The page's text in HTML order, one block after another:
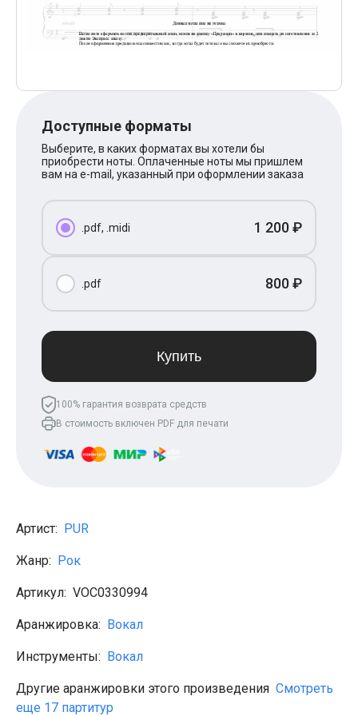
XOLIDAYBOY
Ваня Дмитриенко
Ласковый Май
HammAli & Navai
Billie Eilish
Michael Jackson
Modern Talking
BEARWOLF
Юрий Шатунов
Леонид Агутин
МакSим
Клава Кока
Владимир Пресняков
Мари Краймбрери
Лариса Долина
Саундтреки
Виктор Цой (Кино)
Сектор газа
Алёна Швец
Земфира
Наутилус Помпилиус
Владимир Высоцкий
Гражданская оборона
KSB
Доступные форматы
Выберите, в каких форматах вы хотели бы
приобрести ноты. Оплаченные ноты мы пришлем
вам на e-mail, указанный при оформлении заказа
.pdf, .midi 1 200 ₽
.pdf 800 ₽
Купить
100% гарантия возврата средств
В стоимость включен PDF для печати
Артист: PUR
Жанр: Рок
Артикул: VOC0330994
Аранжировка: Вокал
Инструменты: Вокал
Другие аранжировки этого произведения Смотреть
еще 17 партитур